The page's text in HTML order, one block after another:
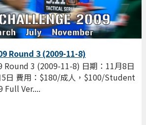
Round 3 (2009-11-8)
Round 3 (2009-11-8) 日期：11月8日
日 費用：$180/成人，$100/Student
Full Ver....